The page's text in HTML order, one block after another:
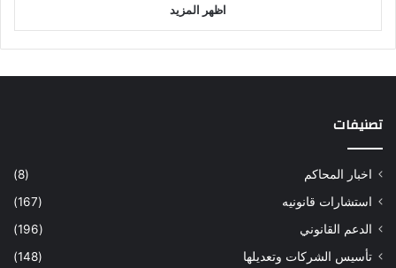
اظهر المزيد
تصنيفات
اخبار المحاكم
(8)
استشارات قانونيه
(167)
الدعم القانوني
(196)
تأسيس الشركات وتعديلها
(148)